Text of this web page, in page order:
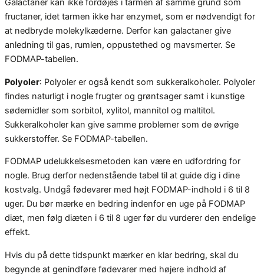
Galactaner kan ikke fordøjes i tarmen af samme grund som
fructaner, idet tarmen ikke har enzymet, som er nødvendigt for
at nedbryde molekylkæderne. Derfor kan galactaner give
anledning til gas, rumlen, oppustethed og mavsmerter. Se
FODMAP-tabellen.
Polyoler: Polyoler er også kendt som sukkeralkoholer. Polyoler
findes naturligt i nogle frugter og grøntsager samt i kunstige
sødemidler som sorbitol, xylitol, mannitol og maltitol.
Sukkeralkoholer kan give samme problemer som de øvrige
sukkerstoffer. Se FODMAP-tabellen.
FODMAP udelukkelsesmetoden kan være en udfordring for
nogle. Brug derfor nedenstående tabel til at guide dig i dine
kostvalg. Undgå fødevarer med højt FODMAP-indhold i 6 til 8
uger. Du bør mærke en bedring indenfor en uge på FODMAP
diæt, men følg diæten i 6 til 8 uger før du vurderer den endelige
effekt.
Hvis du på dette tidspunkt mærker en klar bedring, skal du
begynde at genindføre fødevarer med højere indhold af